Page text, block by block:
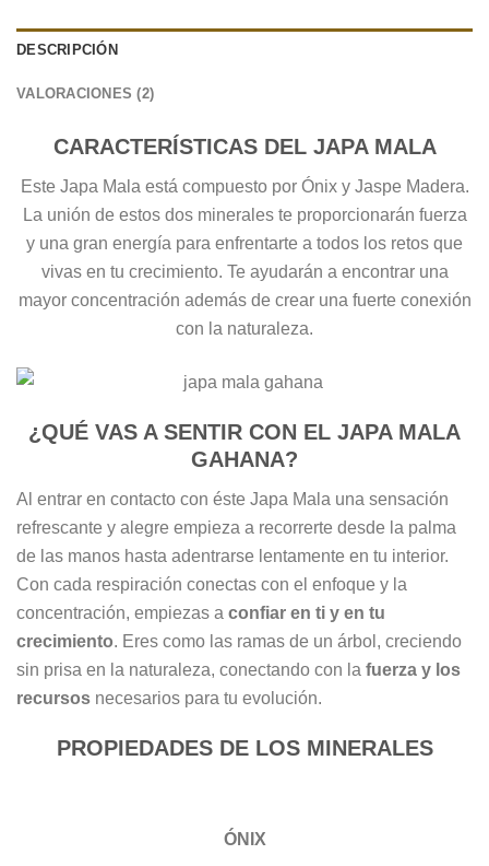
DESCRIPCIÓN
VALORACIONES (2)
CARACTERÍSTICAS DEL JAPA MALA
Este Japa Mala está compuesto por Ónix y Jaspe Madera.
La unión de estos dos minerales te proporcionarán fuerza
y una gran energía para enfrentarte a todos los retos que
vivas en tu crecimiento. Te ayudarán a encontrar una
mayor concentración además de crear una fuerte conexión
con la naturaleza.
¿QUÉ VAS A SENTIR CON EL JAPA MALA
GAHANA?
Al entrar en contacto con éste Japa Mala una sensación
refrescante y alegre empieza a recorrerte desde la palma
de las manos hasta adentrarse lentamente en tu interior.
Con cada respiración conectas con el enfoque y la
concentración, empiezas a confiar en ti y en tu
crecimiento. Eres como las ramas de un árbol, creciendo
sin prisa en la naturaleza, conectando con la fuerza y los
recursos necesarios para tu evolución.
PROPIEDADES DE LOS MINERALES
ÓNIX